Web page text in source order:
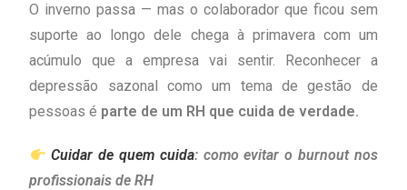
O inverno passa — mas o colaborador que ficou sem
suporte ao longo dele chega à primavera com um
acúmulo que a empresa vai sentir. Reconhecer a
depressão sazonal como um tema de gestão de
pessoas é parte de um RH que cuida de verdade.
Cuidar de quem cuida: como evitar o burnout nos
profissionais de RH